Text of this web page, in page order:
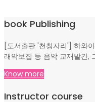
book Publishing
[도서출판 '천칭자리'] 하와
래악보집 등 음악 교재발간,
Know more
Instructor course